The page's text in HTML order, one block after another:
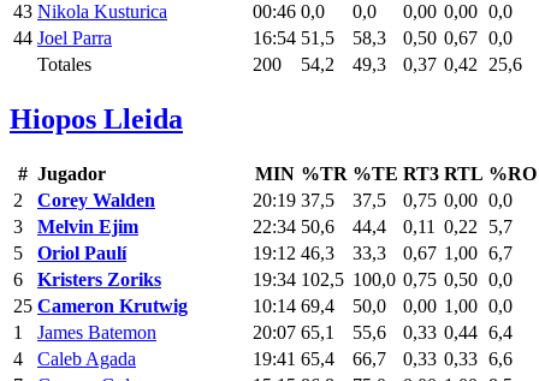
43 Nikola Kusturica 00:46 0,0 0,0 0,00 0,00 0,0
44 Joel Parra 16:54 51,5 58,3 0,50 0,67 0,0
Totales
200 54,2 49,3 0,37 0,42 25,6
Hiopos Lleida
# Jugador MIN %TR %TE RT3 RTL %RO
2
Corey Walden 20:19 37,5 37,5 0,75 0,00 0,0
3
Melvin Ejim 22:34 50,6 44,4 0,11 0,22
5,7
5
Oriol Paulí 19:12 46,3 33,3 0,67 1,00 6,7
6
Kristers Zoriks 19:34 102,5 100,0 0,75 0,50 0,0
25 Cameron Krutwig 10:14 69,4 50,0 0,00 1,00 0,0
1
James Batemon 20:07 65,1 55,6 0,33 0,44 6,4
4
Caleb Agada 19:41 65,4 66,7 0,33 0,33 6,6